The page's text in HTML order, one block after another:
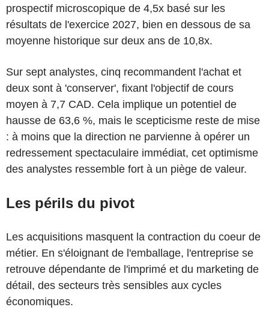
prospectif microscopique de 4,5x basé sur les
résultats de l'exercice 2027, bien en dessous de sa
moyenne historique sur deux ans de 10,8x.
Sur sept analystes, cinq recommandent l'achat et
deux sont à 'conserver', fixant l'objectif de cours
moyen à 7,7 CAD. Cela implique un potentiel de
hausse de 63,6 %, mais le scepticisme reste de mise
: à moins que la direction ne parvienne à opérer un
redressement spectaculaire immédiat, cet optimisme
des analystes ressemble fort à un piège de valeur.
Les périls du pivot
Les acquisitions masquent la contraction du coeur de
métier. En s'éloignant de l'emballage, l'entreprise se
retrouve dépendante de l'imprimé et du marketing de
détail, des secteurs très sensibles aux cycles
économiques.